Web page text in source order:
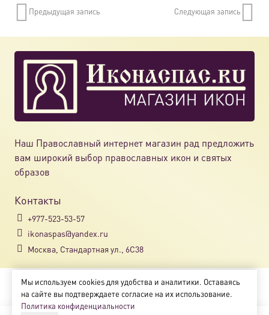
можно
Предыдущая запись Следующая запись
Наш Православный интернет магазин рад предложить
вам широкий выбор православных икон и святых
образов
Контакты
+977-523-53-57
ikonaspas@yandex.ru
Москва, Стандартная ул., 6С38
Copyright © 2018-2025
Магазин православных икон «ikonaspas.ru»
Мы используем cookies для удобства и аналитики. Оставаясь
на сайте вы подтверждаете согласие на их использование.
Политика конфиденциальности